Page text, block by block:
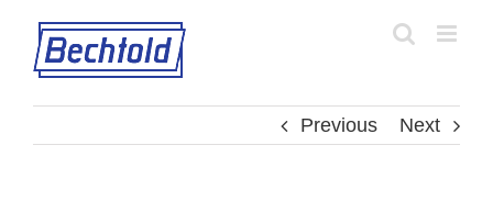
content
Previous Next